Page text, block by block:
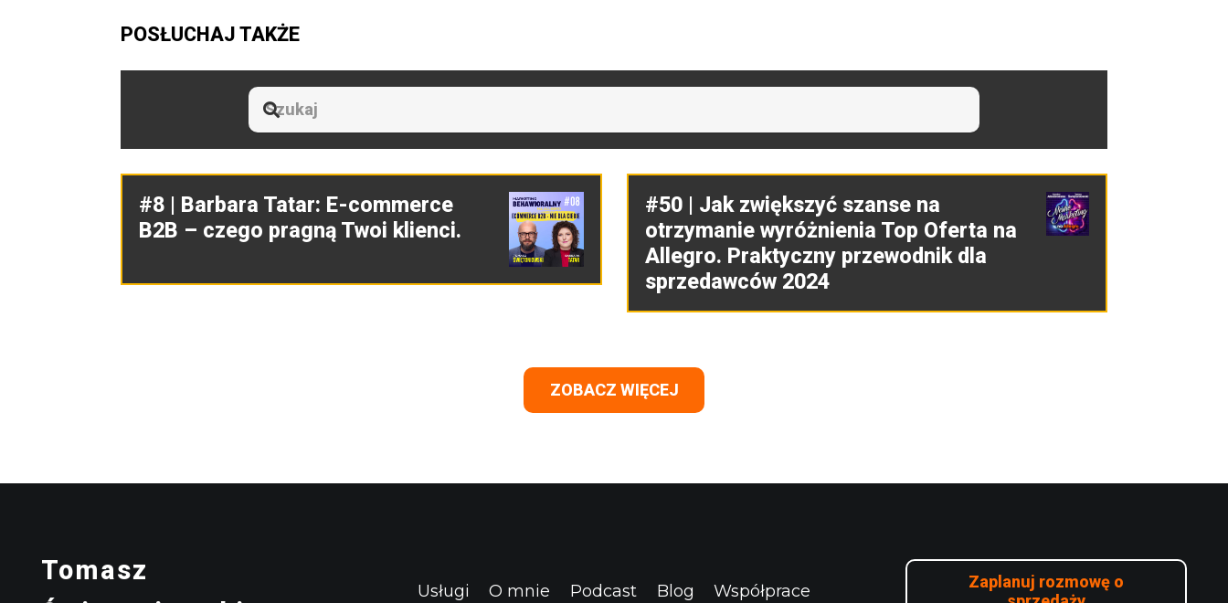
POSŁUCHAJ TAKŻE
#8 | Barbara Tatar: E-commerce
B2B – czego pragną Twoi klienci.
#50 | Jak zwiększyć szanse na
otrzymanie wyróżnienia Top Oferta na
Allegro. Praktyczny przewodnik dla
sprzedawców 2024
ZOBACZ WIĘCEJ
Tomasz
Usługi O mnie Podcast Blog Współprace
Zaplanuj rozmowę o